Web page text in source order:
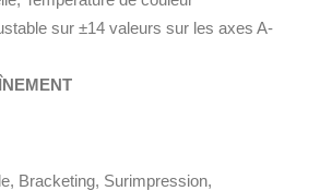
sur ±14 valeurs sur les axes A-
Bracketing, Surimpression,